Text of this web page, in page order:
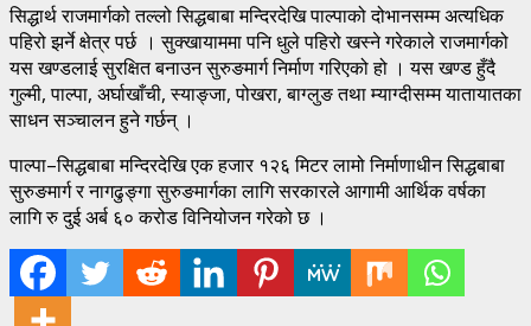
सिद्धार्थ राजमार्गको तल्लो सिद्धबाबा मन्दिरदेखि पाल्पाको दोभानसम्म अत्यधिक
पहिरो झर्ने क्षेत्र पर्छ । सुक्खायाममा पनि धुले पहिरो खस्ने गरेकाले राजमार्गको
यस खण्डलाई सुरक्षित बनाउन सुरुङमार्ग निर्माण गरिएको हो । यस खण्ड हुँदै
गुल्मी, पाल्पा, अर्घाखाँची, स्याङ्जा, पोखरा, बाग्लुङ तथा म्याग्दीसम्म यातायातका
साधन सञ्चालन हुने गर्छन् ।
पाल्पा–सिद्धबाबा मन्दिरदेखि एक हजार १२६ मिटर लामो निर्माणाधीन सिद्धबाबा
सुरुङमार्ग र नागढुङ्गा सुरुङमार्गका लागि सरकारले आगामी आर्थिक वर्षका
लागि रु दुई अर्ब ६० करोड विनियोजन गरेको छ ।